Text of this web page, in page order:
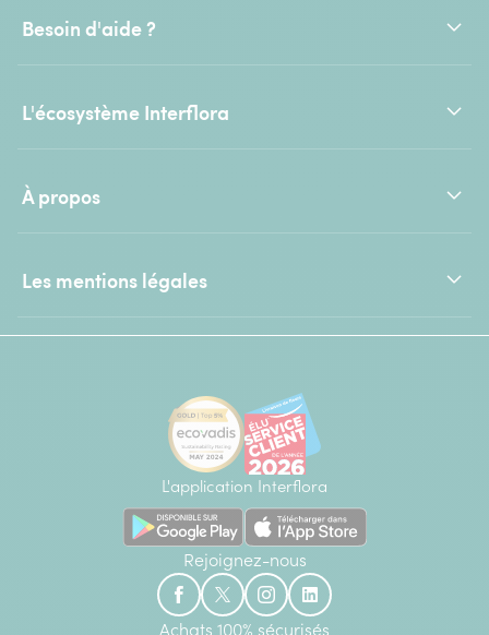
Besoin d'aide ?
L'écosystème Interflora
À propos
Les mentions légales
L'application Interflora
Rejoignez-nous
Achats 100% sécurisés